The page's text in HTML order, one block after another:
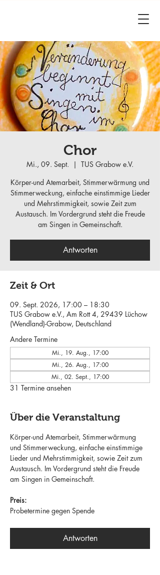
Chor
Mi., 09. Sept.
  |
TUS Grabow e.V.
Körper-und Atemarbeit, Stimmerwärmung und
Stimmerweckung, einfache einstimmige Lieder
und Mehrstimmigkeit, sowie Zeit zum
Austausch. Im Vordergrund steht die Freude
am Singen in Gemeinschaft.
Antworten
Zeit & Ort
09. Sept. 2026, 17:00 – 18:30
TUS Grabow e.V., Am Rott 4, 29439 Lüchow
(Wendland)-Grabow, Deutschland
Andere Termine
Mi., 19. Aug., 17:00
Mi., 26. Aug., 17:00
Mi., 02. Sept., 17:00
31 Termine ansehen
Über die Veranstaltung
Körper-und Atemarbeit, Stimmerwärmung
und Stimmerweckung, einfache einstimmige
Lieder und Mehrstimmigkeit, sowie Zeit zum
Austausch. Im Vordergrund steht die Freude
am Singen in Gemeinschaft.
Preis:
Probetermine gegen Spende
Antworten